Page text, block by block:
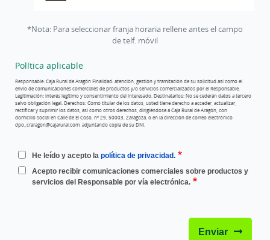
*Nota: Para seleccionar franja horaria rellene antes el campo
de telf. móvil
Política aplicable
Responsable: Caja Rural de Aragón Finalidad: atención, gestión y tramitación desu solicitud así como el
envío de comunicaciones comerciales de productosy/o servicios comercializados por el Responsable.
Legitimación: interéslegítimo y consentimiento del interesado. Destinatarios: No se cederándatos a tercero
salvo obligación legal. Derechos: Como titular de losdatos, usted tiene derecho a acceder, actualizar,
rectificar y suprimir losdatos, así como otros derechos, dirigiéndose a Caja Rural de Aragón, con
domiciliosocial en Calle de El Coso, nº 29, 50003, Zaragoza, o en la dirección de correo electrónico
dpo_craragon@cajarural.com, adjuntando copia de su DNI.
He leído y acepto lapolítica de privacidad.
Acepto recibir comunicaciones comerciales sobre productos y
servicios del Responsable por vía electrónica.
Enviar